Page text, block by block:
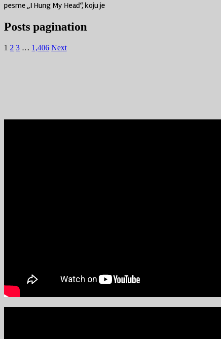
pesme „I Hung My Head“, koju je
Posts pagination
1 2 3 … 1,406 Next